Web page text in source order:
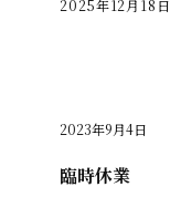
2023年9月4日
臨時休業
2025年12月18日